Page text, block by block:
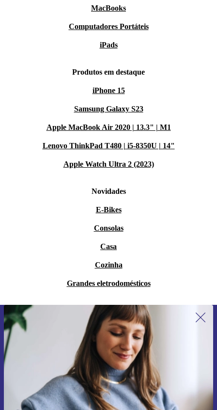
MacBooks
Computadores Portáteis
iPads
Produtos em destaque
iPhone 15
Samsung Galaxy S23
Apple MacBook Air 2020 | 13.3" | M1
Lenovo ThinkPad T480 | i5-8350U | 14"
Apple Watch Ultra 2 (2023)
Novidades
E-Bikes
Consolas
Casa
Cozinha
Grandes eletrodomésticos
Subscreve a nossa newsletter pela
primeira vez e poupa 15€!
Não percas mais nenhuma oferta.
Pedir voucher